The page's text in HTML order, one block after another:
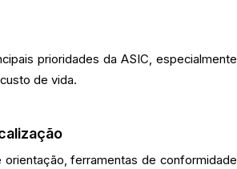
prioridades da ASIC, especialmente
de vida.
ferramentas de conformidade